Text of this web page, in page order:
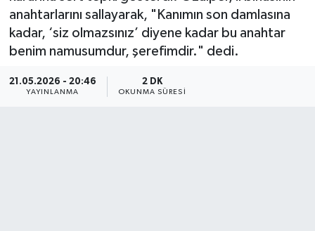
anahtarlarını sallayarak, "Kanımın son damlasına
kadar, ‘siz olmazsınız’ diyene kadar bu anahtar
benim namusumdur, şerefimdir." dedi.
21.05.2026 - 20:46
YAYINLANMA
2 DK
OKUNMA SÜRESI
Siyaset
Spor
Türkiye
Haber Arşivi